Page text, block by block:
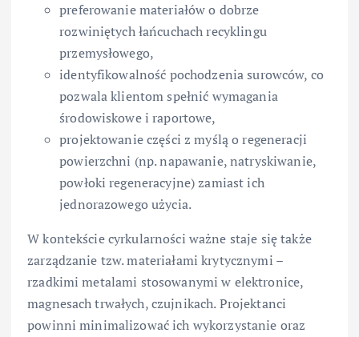
preferowanie materiałów o dobrze
rozwiniętych łańcuchach recyklingu
przemysłowego,
identyfikowalność pochodzenia surowców, co
pozwala klientom spełnić wymagania
środowiskowe i raportowe,
projektowanie części z myślą o regeneracji
powierzchni (np. napawanie, natryskiwanie,
powłoki regeneracyjne) zamiast ich
jednorazowego użycia.
W kontekście cyrkularności ważne staje się także
zarządzanie tzw. materiałami krytycznymi –
rzadkimi metalami stosowanymi w elektronice,
magnesach trwałych, czujnikach. Projektanci
powinni minimalizować ich wykorzystanie oraz